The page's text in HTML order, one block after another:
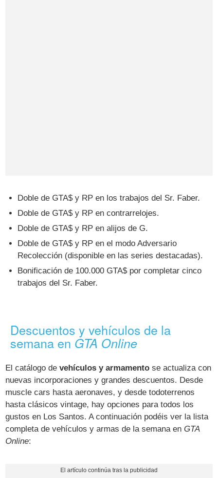
Doble de GTA$ y RP en los trabajos del Sr. Faber.
Doble de GTA$ y RP en contrarrelojes.
Doble de GTA$ y RP en alijos de G.
Doble de GTA$ y RP en el modo Adversario
Recolección (disponible en las series destacadas).
Bonificación de 100.000 GTA$ por completar cinco
trabajos del Sr. Faber.
Descuentos y vehículos de la
semana en GTA Online
El catálogo devehículos y armamento se actualiza con
nuevas incorporaciones y grandes descuentos. Desde
muscle cars hasta aeronaves, y desde todoterrenos
hasta clásicos vintage, hay opciones para todos los
gustos en Los Santos. A continuación podéis ver la lista
completa de vehículos y armas de la semana en GTA
Online: